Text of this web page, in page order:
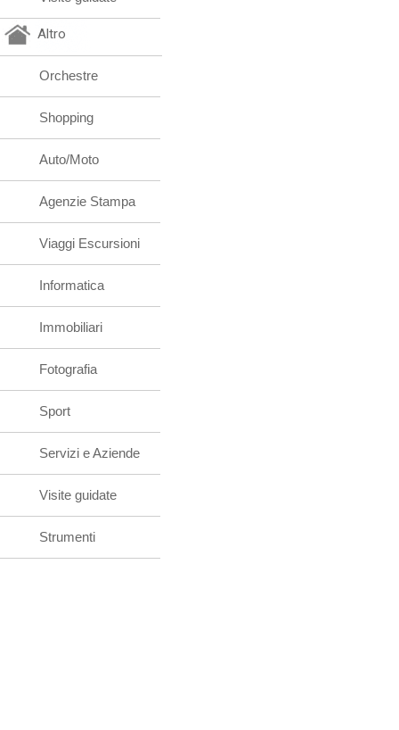
Altro
Orchestre
Shopping
Auto/Moto
Agenzie Stampa
Viaggi Escursioni
Informatica
Immobiliari
Fotografia
Sport
Servizi e Aziende
Visite guidate
Strumenti